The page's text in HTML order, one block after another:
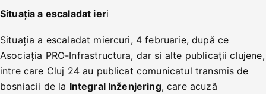
Situația a escaladat ieri
Situația a escaladat miercuri, 4 februarie, după ce
Asociația PRO-Infrastructura, dar si alte publicații clujene,
intre care Cluj 24 au publicat comunicatul transmis de
bosniacii de la Integral Inženjering, care acuză